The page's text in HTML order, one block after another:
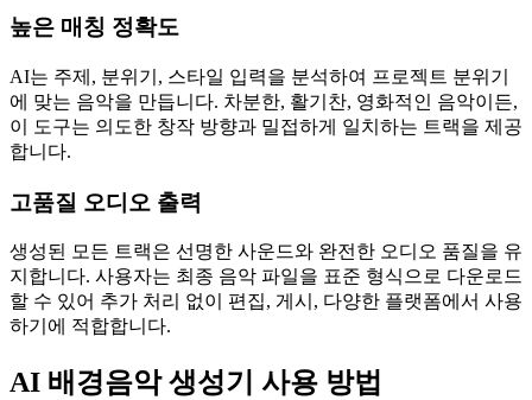
높은 매칭 정확도
AI는 주제, 분위기, 스타일 입력을 분석하여 프로젝트 분위기
에 맞는 음악을 만듭니다. 차분한, 활기찬, 영화적인 음악이든,
이 도구는 의도한 창작 방향과 밀접하게 일치하는 트랙을 제공
합니다.
고품질 오디오 출력
생성된 모든 트랙은 선명한 사운드와 완전한 오디오 품질을 유
지합니다. 사용자는 최종 음악 파일을 표준 형식으로 다운로드
할 수 있어 추가 처리 없이 편집, 게시, 다양한 플랫폼에서 사용
하기에 적합합니다.
AI 배경음악 생성기 사용 방법